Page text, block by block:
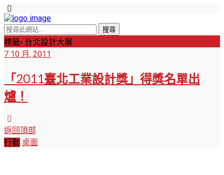
標籤› 台北設計大展
7 10 月, 2011
「2011臺北工業設計獎」得獎名單出
爐！
返回頂部
行動 桌面